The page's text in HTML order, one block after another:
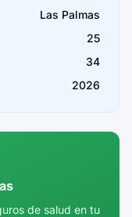
Las Palmas
25
34
2026
de salud en tu